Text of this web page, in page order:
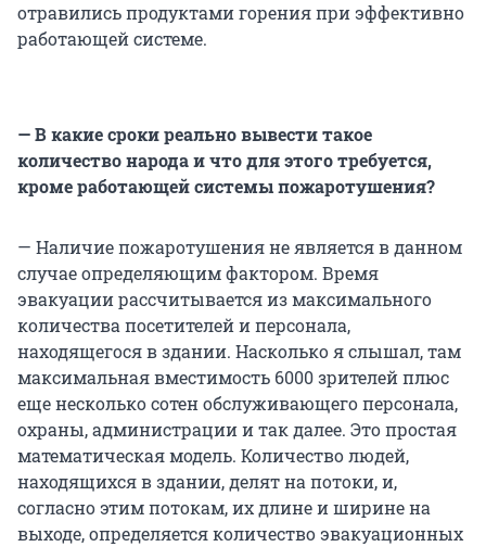
отравились продуктами горения при эффективно
работающей системе.
— В какие сроки реально вывести такое
количество народа и что для этого требуется,
кроме работающей системы пожаротушения?
— Наличие пожаротушения не является в данном
случае определяющим фактором. Время
эвакуации рассчитывается из максимального
количества посетителей и персонала,
находящегося в здании. Насколько я слышал, там
максимальная вместимость 6000 зрителей плюс
еще несколько сотен обслуживающего персонала,
охраны, администрации и так далее. Это простая
математическая модель. Количество людей,
находящихся в здании, делят на потоки, и,
согласно этим потокам, их длине и ширине на
выходе, определяется количество эвакуационных